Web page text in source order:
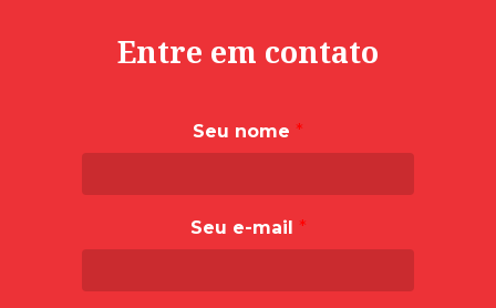
Entre em contato
Seu nome *
Seu e-mail *